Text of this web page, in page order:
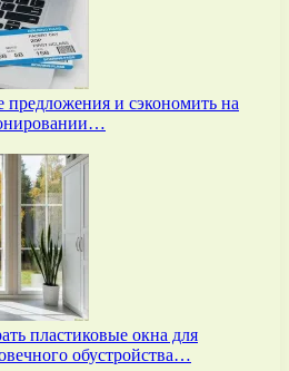
и сэкономить на
пластиковые окна для
обустройства…